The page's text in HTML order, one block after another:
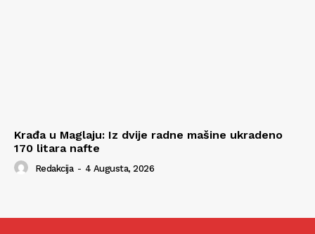
Krađa u Maglaju: Iz dvije radne mašine ukradeno
170 litara nafte
Redakcija - 4 Augusta, 2026